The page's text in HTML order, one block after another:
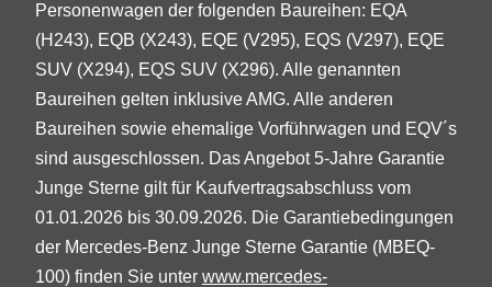
Personenwagen der folgenden Baureihen: EQA
(H243), EQB (X243), EQE (V295), EQS (V297), EQE
SUV (X294), EQS SUV (X296). Alle genannten
Baureihen gelten inklusive AMG. Alle anderen
Baureihen sowie ehemalige Vorführwagen und EQV´s
sind ausgeschlossen. Das Angebot 5-Jahre Garantie
Junge Sterne gilt für Kaufvertragsabschluss vom
01.01.2026 bis 30.09.2026. Die Garantiebedingungen
der Mercedes-Benz Junge Sterne Garantie (MBEQ-
100) finden Sie unter www.mercedes-